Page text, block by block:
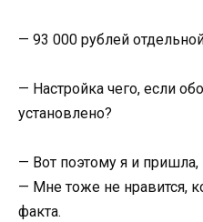
— 93 000 рублей
— Настройка чего, если
установлено?
— Вот поэтому я и
— Мне тоже не нравится,
факта.